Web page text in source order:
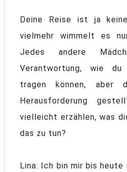
Deine Reise ist ja
vielmehr wimmelt es
Jedes andere
Verantwortung, wie
tragen können, aber
Herausforderung
vielleicht erzählen, was
das zu tun?
Lina: Ich bin mir bis